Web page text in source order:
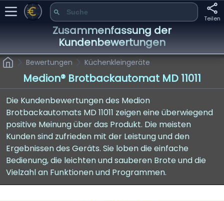
Teilen
Zusammenfassung der
Kundenbewertungen
Bewertungen Küchenkleingeräte
Medion® Brotbackautomat MD 11011
Die Kundenbewertungen des Medion
Brotbackautomats MD 11011 zeigen eine überwiegend
positive Meinung über das Produkt. Die meisten
Kunden sind zufrieden mit der Leistung und den
Ergebnissen des Geräts. Sie loben die einfache
Bedienung, die leichten und sauberen Brote und die
Vielzahl an Funktionen und Programmen.